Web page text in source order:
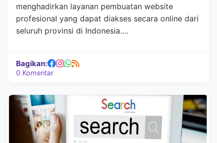
menghadirkan layanan pembuatan website
profesional yang dapat diakses secara online dari
seluruh provinsi di Indonesia.…
Bagikan:
0 Komentar